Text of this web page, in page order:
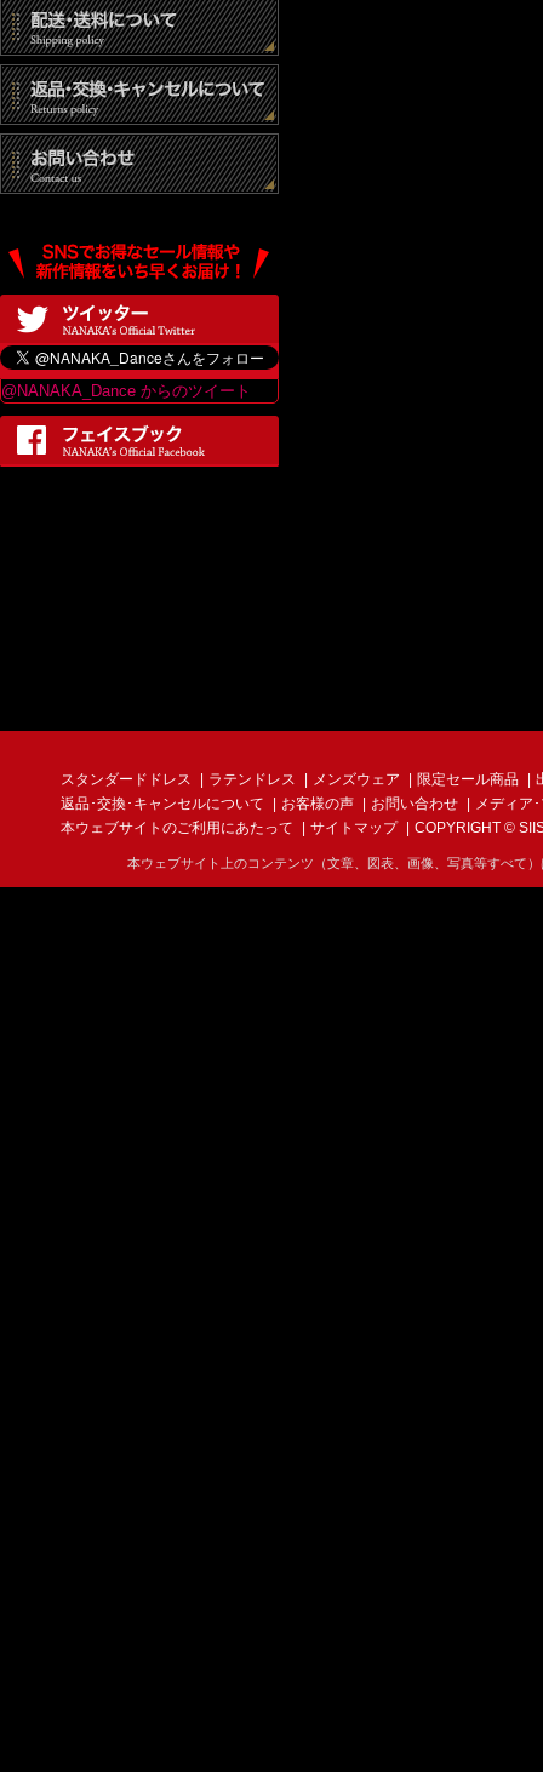
@NANAKA_Dance からのツイート
スタンダードドレス ラテンドレス メンズウェア 限定セール商品
返品･交換･キャンセルについて
お客様の声 お問い合わせ
メディア
本ウェブサイトのご利用にあたって
サイトマップ COPYRIGHT ©
本ウェブサイト上のコンテンツ（文章、図表、画像、写真等すべて